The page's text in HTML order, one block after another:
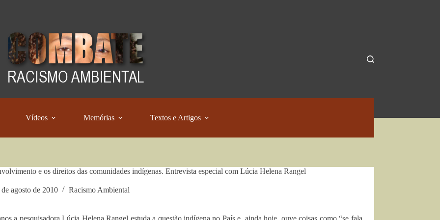
Vídeos Memórias Textos e Artigos
e os direitos das comunidades indígenas. Entrevista especial com Lúcia Helena Rangel
agosto de 2010 Racismo Ambiental
a pesquisadora Lúcia Helena Rangel estuda a questão indígena no País e, ainda hoje, ouve coisas como “se fala